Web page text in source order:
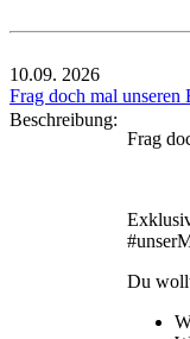
10.09. 2026
Frag doch mal unseren
Beschreibung:
Frag
Du